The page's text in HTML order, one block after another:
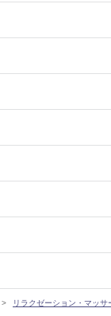
リラクゼーション・マッ